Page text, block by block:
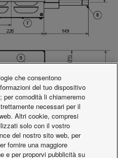
/Lato Aspirazione Tubo
che consentono
del tuo dispositivo
per comodità li chiameremo
necessari per il
Altri cookie, compresi
solo con il vostro
del nostro sito web, per
fornire una maggiore
e per proporvi pubblicità su